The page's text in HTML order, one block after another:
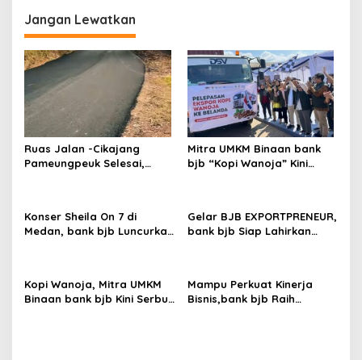
a
s
i
p
o
s
Jangan Lewatkan
Ruas Jalan -Cikajang
Pameungpeuk Selesai,
Mitra UMKM Binaan bank
bjb “Kopi Wanoja” Kini
Konser Sheila On 7 di
Medan, bank bjb Luncurkan
Gelar BJB EXPORTPRENEUR,
bank bjb Siap Lahirkan
Kopi Wanoja, Mitra UMKM
Binaan bank bjb Kini Serbu
Mampu Perkuat Kinerja
Bisnis,bank bjb Raih